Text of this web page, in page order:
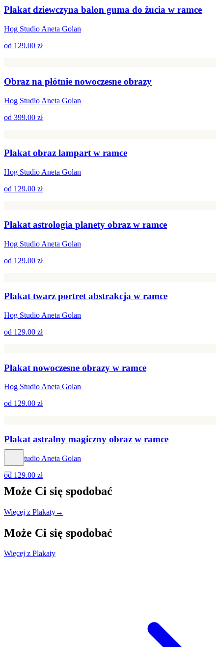
Plakat dziewczyna balon guma do żucia w ramce
Hog Studio Aneta Golan
od 129.00 zł
Obraz na płótnie nowoczesne obrazy
Hog Studio Aneta Golan
od 399.00 zł
Plakat obraz lampart w ramce
Hog Studio Aneta Golan
od 129.00 zł
Plakat astrologia planety obraz w ramce
Hog Studio Aneta Golan
od 129.00 zł
Plakat twarz portret abstrakcja w ramce
Hog Studio Aneta Golan
od 129.00 zł
Plakat nowoczesne obrazy w ramce
Hog Studio Aneta Golan
od 129.00 zł
Plakat astralny magiczny obraz w ramce
Hog Studio Aneta Golan
od 129.00 zł
Może Ci się spodobać
Więcej z Plakaty→
Może Ci się spodobać
Więcej z Plakaty